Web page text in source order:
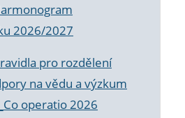
2026/2027
pro rozdělení
na vědu a výzkum
operatio 2026